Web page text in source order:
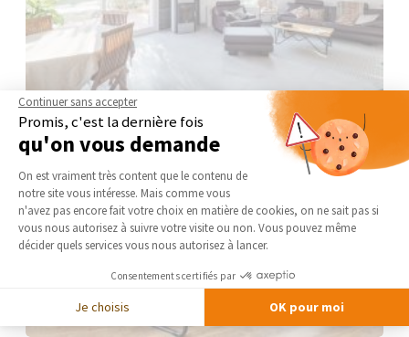
Continuer sans accepter
Promis, c'est la dernière fois
qu'on vous demande
Plateforme de Gestion du
On est vraiment très content que le contenu de
notre site vous intéresse. Mais comme vous
n'avez pas encore fait votre choix en matière de cookies, on ne sait pas si
vous nous autorisez à suivre votre visite ou non. Vous pouvez même
décider quels services vous nous autorisez à lancer.
Consentements certifiés par
Je choisis OK pour moi
Axeptio consent